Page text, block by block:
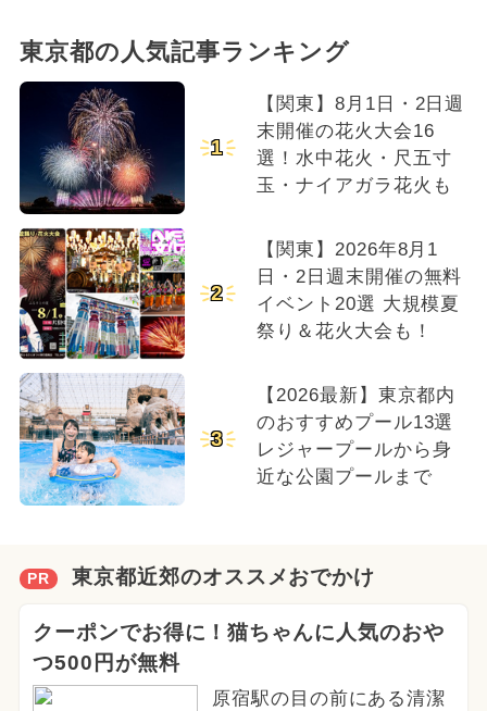
東京都の人気記事ランキング
1
【関東】8月1日・2日週
末開催の花火大会16
選！水中花火・尺五寸
玉・ナイアガラ花火も
2
【関東】2026年8月1
日・2日週末開催の無料
イベント20選 大規模夏
祭り＆花火大会も！
3
【2026最新】東京都内
のおすすめプール13選
レジャープールから身
近な公園プールまで
PR 東京都近郊のオススメおでかけ
クーポンでお得に！猫ちゃんに人気のおや
つ500円が無料
原宿駅の目の前にある清潔